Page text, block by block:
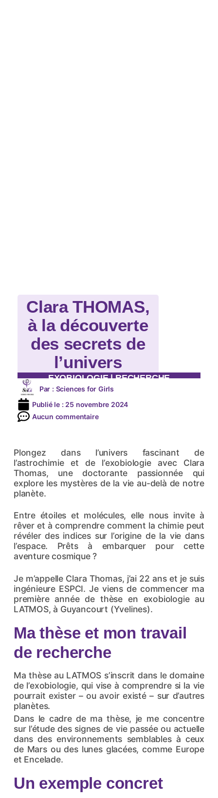
Clara THOMAS,
à la découverte
des secrets de
l’univers
EXOBIOLOGIE|RECHERCHE
Par : Sciences for Girls
Publié le : 25 novembre 2024
Aucun commentaire
Plongez dans l’univers fascinant de
l’astrochimie et de l’exobiologie avec Clara
Thomas, une doctorante passionnée qui
explore les mystères de la vie au-delà de notre
planète.
Entre étoiles et molécules, elle nous invite à
rêver et à comprendre comment la chimie peut
révéler des indices sur l’origine de la vie dans
l’espace. Prêts à embarquer pour cette
aventure cosmique ?
Je m’appelle Clara Thomas, j’ai 22 ans et je suis
ingénieure ESPCI. Je viens de commencer ma
première année de thèse en exobiologie au
LATMOS, à Guyancourt (Yvelines).
Ma thèse et mon travail
de recherche
Ma thèse au LATMOS s’inscrit dans le domaine
de l’exobiologie, qui vise à comprendre si la vie
pourrait exister – ou avoir existé – sur d’autres
planètes.
Dans le cadre de ma thèse, je me concentre
sur l’étude des signes de vie passée ou actuelle
dans des environnements semblables à ceux
de Mars ou des lunes glacées, comme Europe
et Encelade.
Un exemple concret